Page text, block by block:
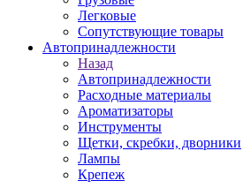
Легковые
Сопутствующие товары
Автопринадлежности
Назад
Автопринадлежности
Расходные материалы
Ароматизаторы
Инструменты
Щетки, скребки, дворники
Лампы
Крепеж